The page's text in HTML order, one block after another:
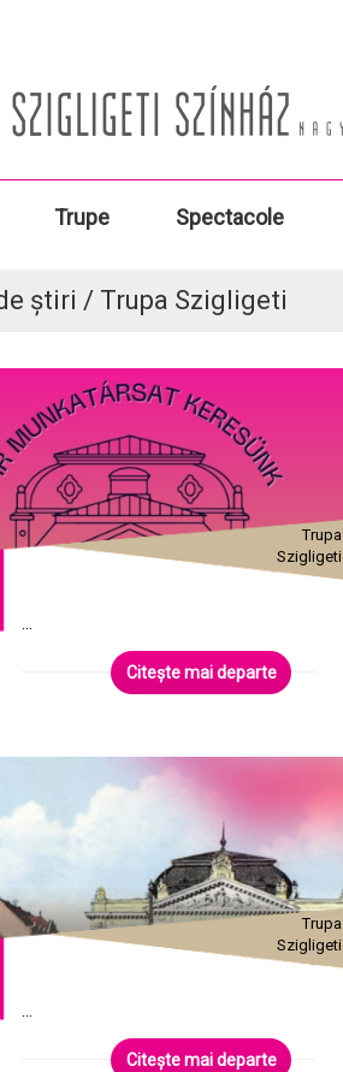
Trupe Spectacole
știri / Trupa Szigligeti
Trupa
Szigligeti
Citește mai departe
Trupa
Szigligeti
...
Citește mai departe